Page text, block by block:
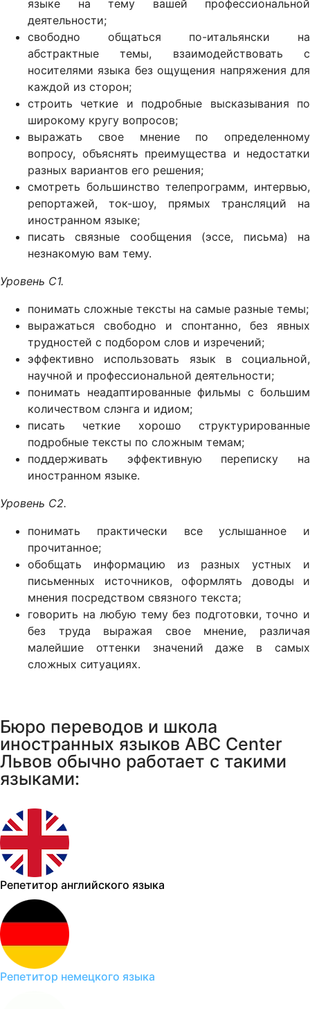
языке на тему вашей профессиональной
деятельности;
свободно общаться по-итальянски на
абстрактные темы, взаимодействовать с
носителями языка без ощущения напряжения для
каждой из сторон;
строить четкие и подробные высказывания по
широкому кругу вопросов;
выражать свое мнение по определенному
вопросу, объяснять преимущества и недостатки
разных вариантов его решения;
смотреть большинство телепрограмм, интервью,
репортажей, ток-шоу, прямых трансляций на
иностранном языке;
писать связные сообщения (эссе, письма) на
незнакомую вам тему.
Уровень C1.
понимать сложные тексты на самые разные темы;
выражаться свободно и спонтанно, без явных
трудностей с подбором слов и изречений;
эффективно использовать язык в социальной,
научной и профессиональной деятельности;
понимать неадаптированные фильмы с большим
количеством слэнга и идиом;
писать четкие хорошо структурированные
подробные тексты по сложным темам;
поддерживать эффективную переписку на
иностранном языке.
Уровень C2.
понимать практически все услышанное и
прочитанное;
обобщать информацию из разных устных и
письменных источников, оформлять доводы и
мнения посредством связного текста;
говорить на любую тему без подготовки, точно и
без труда выражая свое мнение, различая
малейшие оттенки значений даже в самых
сложных ситуациях.
Бюро переводов и школа
иностранных языков ABC Center
Львов обычно работает с такими
языками:
Репетитор английского языка
Репетитор немецкого языка